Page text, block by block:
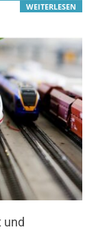
WEITERLESEN
und